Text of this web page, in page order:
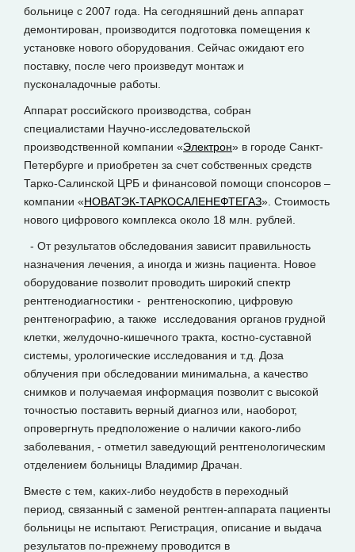
больнице с 2007 года. На сегодняшний день аппарат
демонтирован, производится подготовка помещения к
установке нового оборудования. Сейчас ожидают его
поставку, после чего произведут монтаж и
пусконаладочные работы.
Аппарат российского производства, собран
специалистами Научно-исследовательской
производственной компании «Электрон» в городе Санкт-
Петербурге и приобретен за счет собственных средств
Тарко-Салинской ЦРБ и финансовой помощи спонсоров –
компании «НОВАТЭК-ТАРКОСАЛЕНЕФТЕГАЗ». Стоимость
нового цифрового комплекса около 18 млн. рублей.
- От результатов обследования зависит правильность
назначения лечения, а иногда и жизнь пациента. Новое
оборудование позволит проводить широкий спектр
рентгенодиагностики - рентгеноскопию, цифровую
рентгенографию, а также исследования органов грудной
клетки, желудочно-кишечного тракта, костно-суставной
системы, урологические исследования и т.д. Доза
облучения при обследовании минимальна, а качество
снимков и получаемая информация позволит с высокой
точностью поставить верный диагноз или, наоборот,
опровергнуть предположение о наличии какого-либо
заболевания, - отметил заведующий рентгенологическим
отделением больницы Владимир Драчан.
Вместе с тем, каких-либо неудобств в переходный
период, связанный с заменой рентген-аппарата пациенты
больницы не испытают. Регистрация, описание и выдача
результатов по-прежнему проводится в